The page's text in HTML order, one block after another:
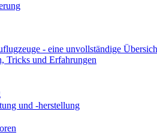
- eine unvollständige
Tricks und Erfahrungen
und -herstellung